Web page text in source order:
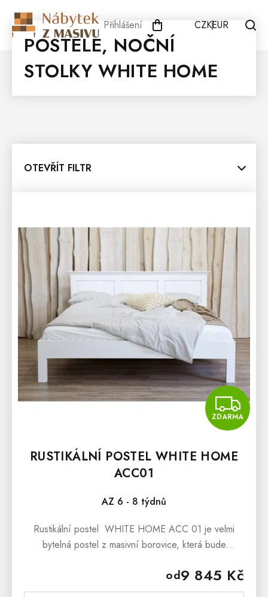
obsah
Přihlášení CZKEUR
POSTELE, NOČNÍ
STOLKY WHITE HOME
OTEVŘÍT FILTR
P
U
T
Ů
ZDARMA
RUSTIKÁLNÍ POSTEL WHITE HOME
ACC01
AZ 6 - 8 týdnů
od9 845 Kč
Rustikální postel WHITE HOME ACC 01 je velmi
bytelná postel z masivní borovice, která bude
Rustikální postel ...